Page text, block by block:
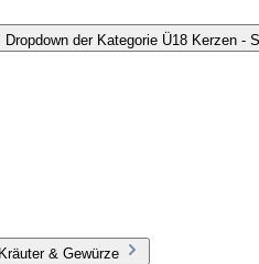
der Kategorie Ü18 Kerzen -
& Gewürze